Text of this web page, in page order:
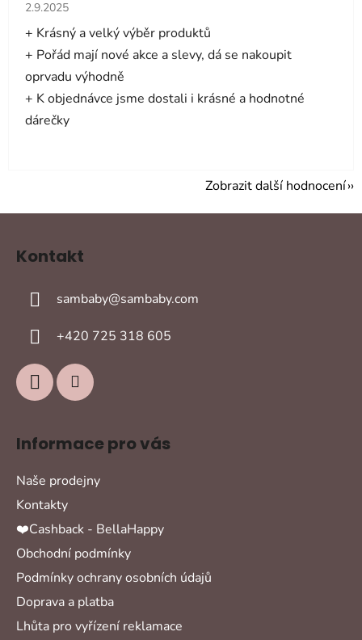
2.9.2025
+ Krásný a velký výběr produktů
+ Pořád mají nové akce a slevy, dá se nakoupit
oprvadu výhodně
+ K objednávce jsme dostali i krásné a hodnotné
dárečky
Zobrazit další hodnocení
Kontakt
sambaby@sambaby.com
+420 725 318 605
Informace pro vás
Naše prodejny
Kontakty
❤️Cashback - BellaHappy
Obchodní podmínky
Podmínky ochrany osobních údajů
Doprava a platba
Lhůta pro vyřízení reklamace